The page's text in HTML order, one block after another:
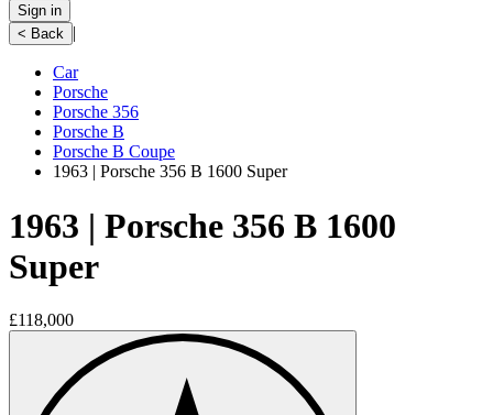
Sign in
< Back |
Car
Porsche
Porsche 356
Porsche B
Porsche B Coupe
1963 | Porsche 356 B 1600 Super
1963 | Porsche 356 B 1600
Super
£118,000